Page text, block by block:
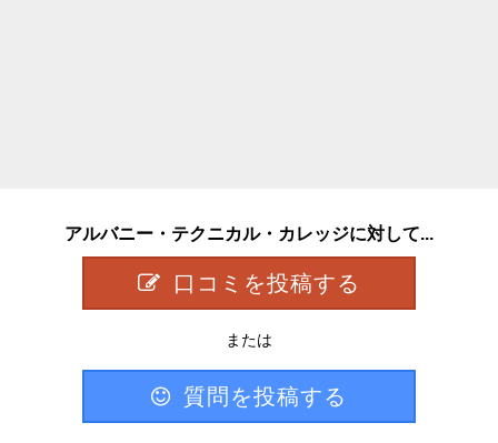
アルバニー・テクニカル・カレッジに対して...
口コミを投稿する
または
質問を投稿する